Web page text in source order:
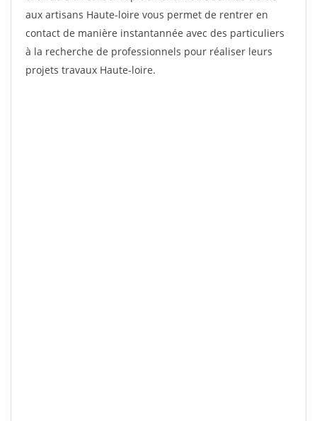
aux artisans Haute-loire vous permet de rentrer en
contact de manière instantannée avec des particuliers
à la recherche de professionnels pour réaliser leurs
projets travaux Haute-loire.